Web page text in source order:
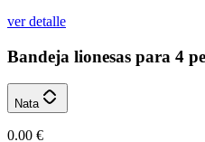
ver detalle
Bandeja lionesas para 4
Nata
0.00 €